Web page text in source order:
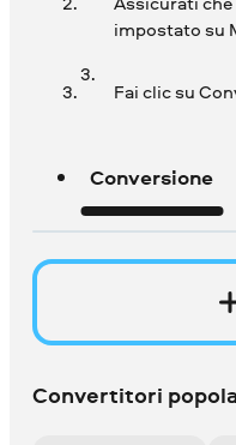
impostato su
Fai clic su
Conversione
Convertitori